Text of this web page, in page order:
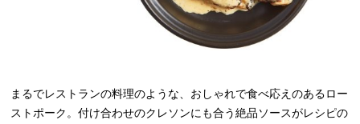
まるでレストランの料理のような、おしゃれで食べ応えのあるロー
ストポーク。付け合わせのクレソンにも合う絶品ソースがレシピの